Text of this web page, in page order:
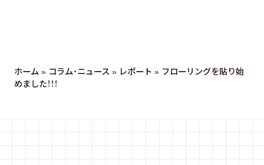
ホーム » コラム・ニュース » レポート » フローリングを貼り始
めました！！！